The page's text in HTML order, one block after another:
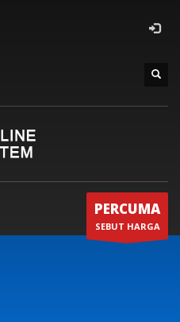
PERCUMA
SEBUT HARGA